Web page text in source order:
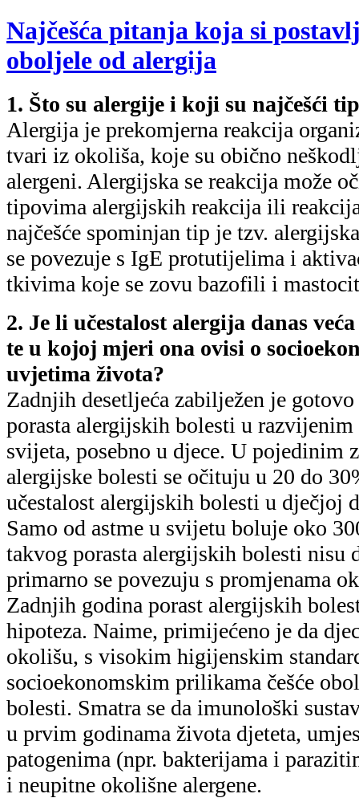
Najčešća pitanja koja si
oboljele od alergija
1. Što su alergije i koji su najčešći
Alergija je prekomjerna reakcija
tvari iz okoliša, koje su obično
alergeni. Alergijska se reakcija može
tipovima alergijskih reakcija ili
najčešće spominjan tip je tzv.
se povezuje s IgE protutijelima i
tkivima koje se zovu bazofili i
2. Je li učestalost alergija danas
te u kojoj mjeri ona ovisi o
uvjetima života?
Zadnjih desetljeća zabilježen je
porasta alergijskih bolesti u razvijenim
svijeta, posebno u djece. U pojedinim
alergijske bolesti se očituju u 20 do
učestalost alergijskih bolesti u dječjoj
Samo od astme u svijetu boluje oko
takvog porasta alergijskih bolesti nisu
primarno se povezuju s promjenama
Zadnjih godina porast alergijskih
hipoteza. Naime, primijećeno je da
okolišu, s visokim higijenskim
socioekonomskim prilikama češće
bolesti. Smatra se da imunološki
u prvim godinama života djeteta,
patogenima (npr. bakterijama i
i neupitne okolišne alergene.